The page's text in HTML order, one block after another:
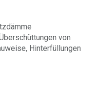
von
Hinterfüllungen